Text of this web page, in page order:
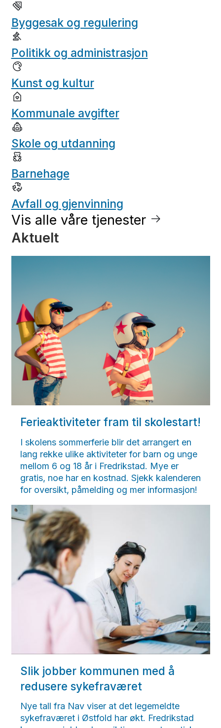
Byggesak og regulering
Politikk og administrasjon
Kunst og kultur
Kommunale avgifter
Skole og utdanning
Barnehage
Avfall og gjenvinning
Vis alle våre tjenester
Aktuelt
Ferieaktiviteter fram til skolestart!
I skolens sommerferie blir det arrangert en
lang rekke ulike aktiviteter for barn og unge
mellom 6 og 18 år i Fredrikstad. Mye er
gratis, noe har en kostnad. Sjekk kalenderen
for oversikt, påmelding og mer informasjon!
Slik jobber kommunen med å
redusere sykefraværet
Nye tall fra Nav viser at det legemeldte
sykefraværet i Østfold har økt. Fredrikstad